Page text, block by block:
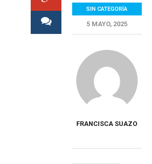
SIN CATEGORÍA
5 MAYO, 2025
FRANCISCA SUAZO